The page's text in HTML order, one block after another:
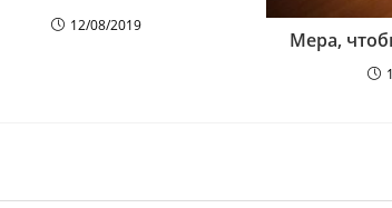
12/08/2019
Мера,